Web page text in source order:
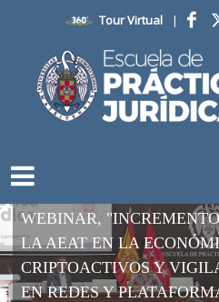
Tour Virtual |
WEBINAR,
LA AEAT EN LA
CRIPTOACTIVOS Y
EN REDES Y